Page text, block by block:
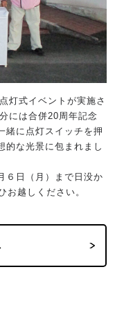
灯式イベントが実施さ
には合併20周年記念
緒に点灯スイッチを押
的な光景に包まれまし
６日（月）まで日没か
お越しください。